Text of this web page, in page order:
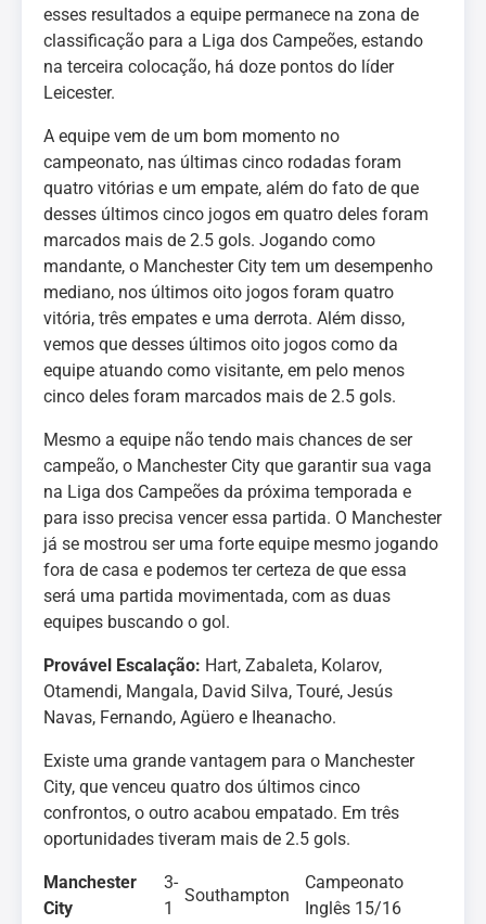
esses resultados a equipe permanece na zona de
classificação para a Liga dos Campeões, estando
na terceira colocação, há doze pontos do líder
Leicester.
A equipe vem de um bom momento no
campeonato, nas últimas cinco rodadas foram
quatro vitórias e um empate, além do fato de que
desses últimos cinco jogos em quatro deles foram
marcados mais de 2.5 gols. Jogando como
mandante, o Manchester City tem um desempenho
mediano, nos últimos oito jogos foram quatro
vitória, três empates e uma derrota. Além disso,
vemos que desses últimos oito jogos como da
equipe atuando como visitante, em pelo menos
cinco deles foram marcados mais de 2.5 gols.
Mesmo a equipe não tendo mais chances de ser
campeão, o Manchester City que garantir sua vaga
na Liga dos Campeões da próxima temporada e
para isso precisa vencer essa partida. O Manchester
já se mostrou ser uma forte equipe mesmo jogando
fora de casa e podemos ter certeza de que essa
será uma partida movimentada, com as duas
equipes buscando o gol.
Provável Escalação: Hart, Zabaleta, Kolarov,
Otamendi, Mangala, David Silva, Touré, Jesús
Navas, Fernando, Agüero e Iheanacho.
Existe uma grande vantagem para o Manchester
City, que venceu quatro dos últimos cinco
confrontos, o outro acabou empatado. Em três
oportunidades tiveram mais de 2.5 gols.
Manchester
City
3-
1
Southampton
Campeonato
Inglês 15/16